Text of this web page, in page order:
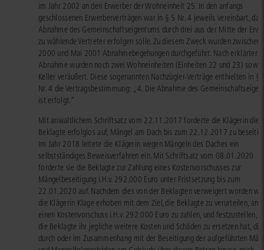
im Jahr 2002 an den Erwerber der Wohneinheit 25. In den anfangs
geschlossenen Erwerberverträgen war in § 5 Nr. 4 jeweils vereinbart,
Abnahme des Gemeinschaftseigentums durch drei aus der Mitte der
zu wählende Vertreter erfolgen solle. Zu diesem Zweck wurden zwischen
2000 und Mai 2001 Abnahmebegehungen durchgeführt. Nach erklärter
Abnahme wurden noch zwei Wohneinheiten (Einheiten 22 und 23)
Keller veräußert. Diese sogenannten Nachzügler-Verträge enthielten in §
Nr. 4 die Vertragsbestimmung: „4. Die Abnahme des
ist erfolgt.“
Mit anwaltlichem Schriftsatz vom 22.11.2017 forderte die Klägerin die
Beklagte erfolglos auf, Mängel am Dach bis zum 22.12.2017 zu
Im Jahr 2018 leitete die Klägerin wegen Mängeln des Daches ein
selbstständiges Beweisverfahren ein. Mit Schriftsatz vom 08.01.2020
forderte sie die Beklagte zur Zahlung eines Kostenvorschusses zur
Mängelbeseitigung i.H.v. 292.000 Euro unter Fristsetzung bis zum
22.01.2020 auf. Nachdem dies von der Beklagten verweigert worden
die Klägerin Klage erhoben mit dem Ziel, die Beklagte zu verurteilen, an
einen Kostenvorschuss i.H.v. 292.000 Euro zu zahlen, und festzustellen,
die Beklagte ihr jegliche weitere Kosten und Schäden zu ersetzen hat,
durch oder im Zusammenhang mit der Beseitigung der aufgeführten